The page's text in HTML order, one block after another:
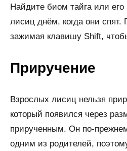
Найдите биом тайга или
лисиц днём, когда они
зажимая клавишу Shift,
Приручение
Взрослых лисиц нельзя
который появился через
прирученным. Он по-
одним из родителей,